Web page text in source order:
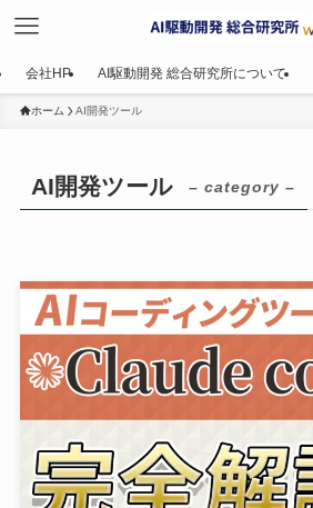
会社HP AI駆動開発 総合研究所について
ホーム AI開発ツール
AI開発ツール – category –